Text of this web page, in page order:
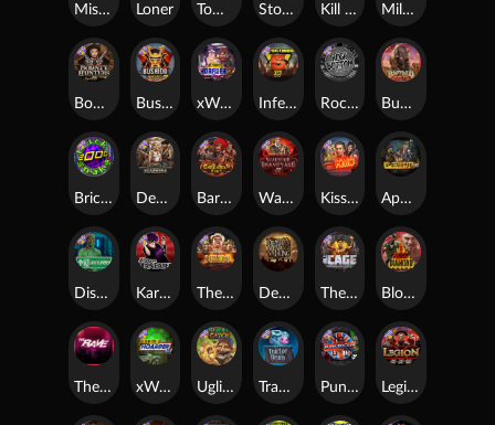
Kill Em All
Blood Diamond
Dead Men Walking
Stockholm Syndrome
Apocalypse Super xNudge
Loner Tombstone No Mercy
Kiss My Chainsaw
Rock Bottom
Tractor Beam
The Cage
xWays Hoarder 2
Bounty Hunters xNudge®
Brick Snake 2000 Warrior Graveyard xNudge
Barbarian Fury
Legion X
Deadwood xNudge
Disturbed
Buffalo Hunter
Punk Rocker
Milky Ways
Infectious 5 xWays
Misery Mining
xWays Hoarder xSplit
Karen Maneater
Bushido Way xNudge
The Border
Ugliest Catch
The Rave